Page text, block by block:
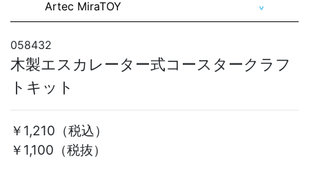
Artec MiraTOY
058432
木製エスカレーター式コースタークラフ
トキット
￥1,210 （税込）
￥1,100（税抜）